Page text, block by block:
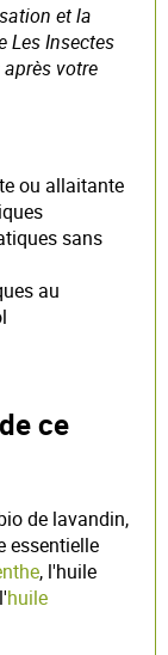
et la
Les Insectes
votre
ou allaitante
sans
au
ce
de lavandin,
essentielle
, l'huile
huile